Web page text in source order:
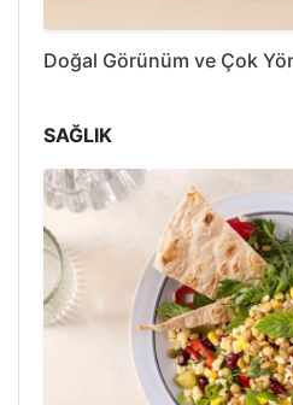
Doğal Görünüm ve Çok
SAĞLIK